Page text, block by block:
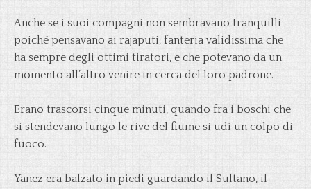
Anche se i suoi compagni non sembravano tranquilli
poiché pensavano ai rajaputi, fanteria validissima che
ha sempre degli ottimi tiratori, e che potevano da un
momento all’altro venire in cerca del loro padrone.
Erano trascorsi cinque minuti, quando fra i boschi che
si stendevano lungo le rive del fiume si udì un colpo di
fuoco.
Yanez era balzato in piedi guardando il Sultano, il